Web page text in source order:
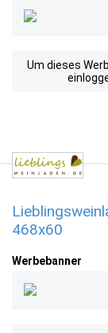
Um dieses
468x60
Werbebanner